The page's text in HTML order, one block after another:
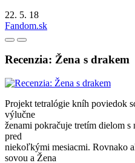
22. 5. 18
Fandom.sk
Recenzia: Žena s drakem
Projekt tetralógie kníh poviedok
výlučne
ženami pokračuje tretím dielom
pred
niekoľkými mesiacmi. Rovnako
sovou a Žena